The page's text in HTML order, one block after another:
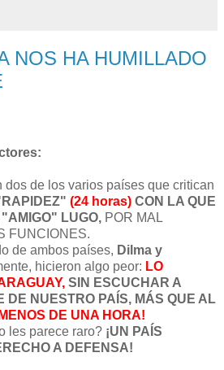
NOS HA HUMILLADO
dos de los varios países que critican
(24 horas) CON LA QUE
LUGO, POR MAL
FUNCIONES.
de ambos países, Dilma y
hicieron algo peor: LO
SIN ESCUCHAR A
DE NUESTRO PAÍS, MÁS QUE AL
DE UNA HORA!
les parece raro? ¡UN PAÍS
A DEFENSA!